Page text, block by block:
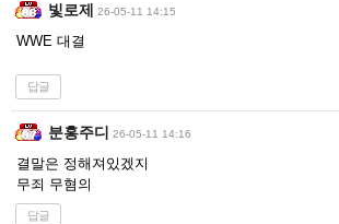
빛로제 26-05-11 14:15
WWE 대결
답글
분홍주디 26-05-11 14:16
결말은 정해져있겠지
무죄 무혐의
답글